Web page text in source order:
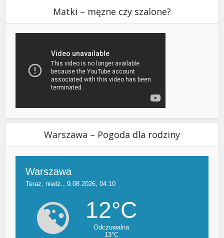
Matki – męzne czy szalone?
Warszawa – Pogoda dla rodziny